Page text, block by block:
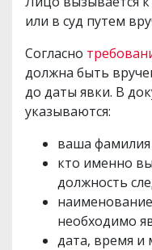
или в суд путем
Согласно
должна быть
до даты явки. В
указываются:
ваша фамилия
кто именно
должность
необходимо
дата, время и